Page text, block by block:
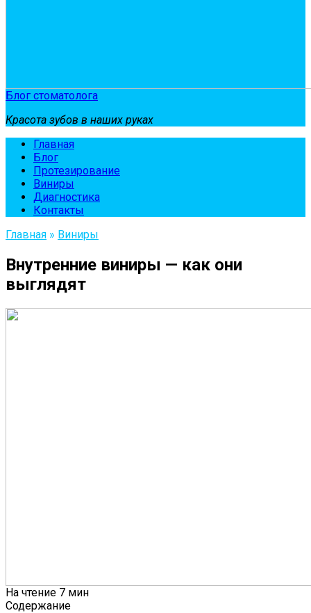
Блог стоматолога
Красота зубов в наших руках
Главная
Блог
Протезирование
Виниры
Диагностика
Контакты
Главная » Виниры
Внутренние виниры — как они
выглядят
На чтение 7 мин
Содержание